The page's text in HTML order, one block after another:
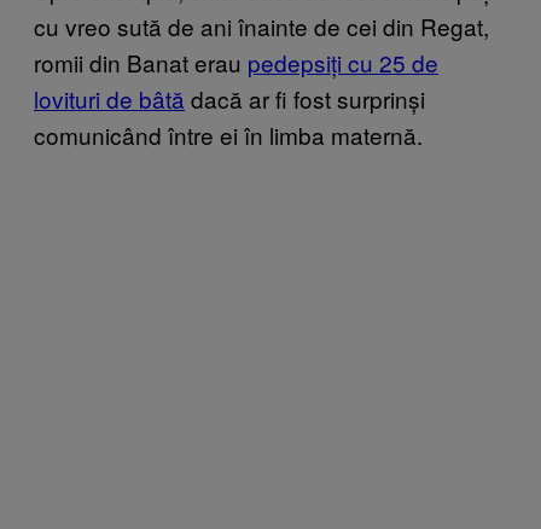
cu vreo sută de ani înainte de cei din Regat,
romii din Banat erau pedepsiți cu 25 de
lovituri de bâtă dacă ar fi fost surprinși
comunicând între ei în limba maternă.